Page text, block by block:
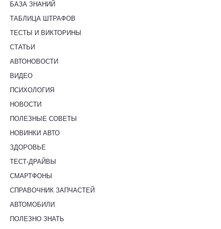
БАЗА ЗНАНИЙ
ТАБЛИЦА ШТРАФОВ
ТЕСТЫ И ВИКТОРИНЫ
СТАТЬИ
АВТОНОВОСТИ
ВИДЕО
ПСИХОЛОГИЯ
НОВОСТИ
ПОЛЕЗНЫЕ СОВЕТЫ
НОВИНКИ АВТО
ЗДОРОВЬЕ
ТЕСТ-ДРАЙВЫ
СМАРТФОНЫ
СПРАВОЧНИК ЗАПЧАСТЕЙ
АВТОМОБИЛИ
ПОЛЕЗНО ЗНАТЬ